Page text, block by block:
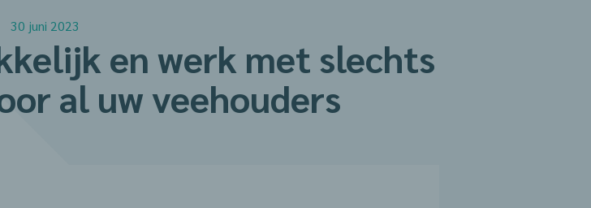
30 juni 2023
en werk met slechts
al uw veehouders